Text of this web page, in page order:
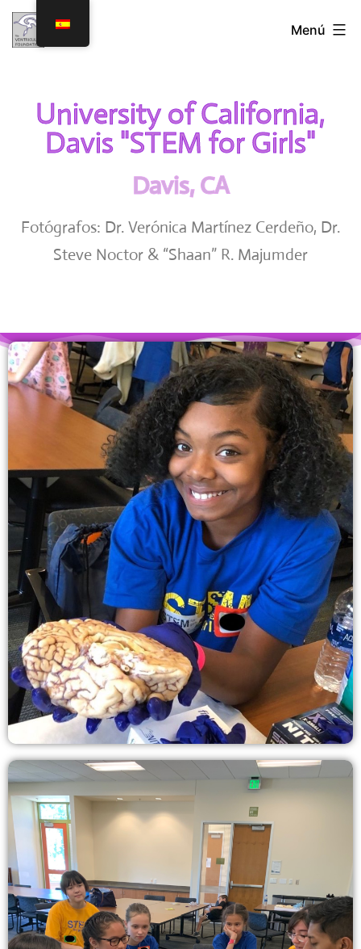
Menú
University of California,
Davis "STEM for Girls"
Davis, CA
Fotógrafos: Dr. Verónica Martínez Cerdeño, Dr.
Steve Noctor & “Shaan” R. Majumder